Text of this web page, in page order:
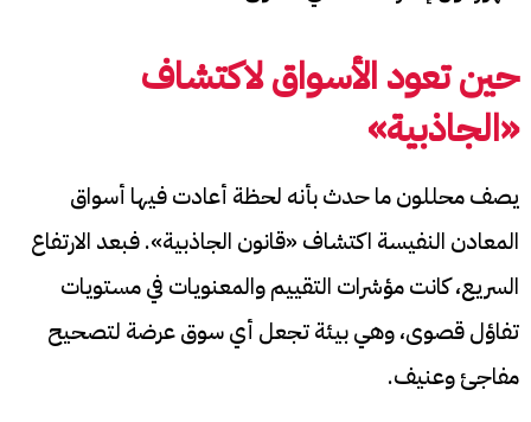
حين تعود الأسواق لاكتشاف
«الجاذبية»
يصف محللون ما حدث بأنه لحظة أعادت فيها أسواق
المعادن النفيسة اكتشاف «قانون الجاذبية». فبعد الارتفاع
السريع، كانت مؤشرات التقييم والمعنويات في مستويات
تفاؤل قصوى، وهي بيئة تجعل أي سوق عرضة لتصحيح
مفاجئ وعنيف.